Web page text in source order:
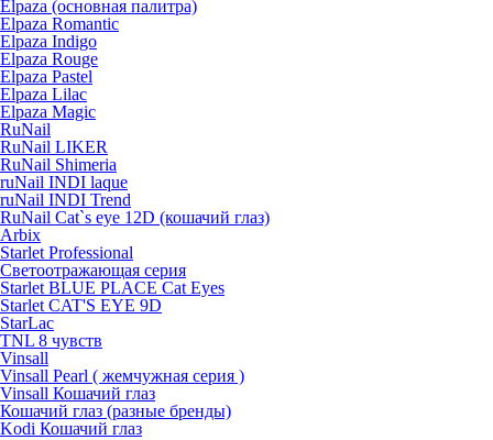
Elpaza (основная палитра)
Elpaza Romantic
Elpaza Indigo
Elpaza Rouge
Elpaza Pastel
Elpaza Lilac
Elpaza Magic
RuNail
RuNail LIKER
RuNail Shimeria
ruNail INDI laque
ruNail INDI Trend
RuNail Cat`s eye 12D (кошачий глаз)
Arbix
Starlet Professional
Светоотражающая серия
Starlet BLUE PLACE Cat Eyes
Starlet CAT'S EYE 9D
StarLac
TNL 8 чувств
Vinsall
Vinsall Pearl ( жемчужная серия )
Vinsall Кошачий глаз
Кошачий глаз (разные бренды)
Kodi Кошачий глаз